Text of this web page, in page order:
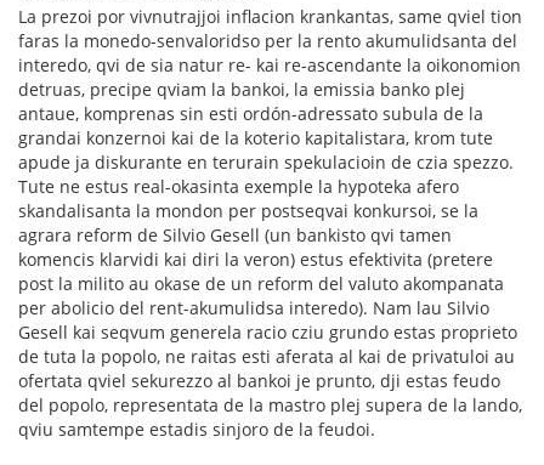
La prezoi por vivnutrajjoi inflacion krankantas, same qviel tion
faras la monedo-senvaloridso per la rento akumulidsanta del
interedo, qvi de sia natur re- kai re-ascendante la oikonomion
detruas, precipe qviam la bankoi, la emissia banko plej
antaue, komprenas sin esti ordón-adressato subula de la
grandai konzernoi kai de la koterio kapitalistara, krom tute
apude ja diskurante en terurain spekulacioin de czia spezzo.
Tute ne estus real-okasinta exemple la hypoteka afero
skandalisanta la mondon per postseqvai konkursoi, se la
agrara reform de Silvio Gesell (un bankisto qvi tamen
komencis klarvidi kai diri la veron) estus efektivita (pretere
post la milito au okase de un reform del valuto akompanata
per abolicio del rent-akumulidsa interedo). Nam lau Silvio
Gesell kai seqvum generela racio cziu grundo estas proprieto
de tuta la popolo, ne raitas esti aferata al kai de privatuloi au
ofertata qviel sekurezzo al bankoi je prunto, dji estas feudo
del popolo, representata de la mastro plej supera de la lando,
qviu samtempe estadis sinjoro de la feudoi.